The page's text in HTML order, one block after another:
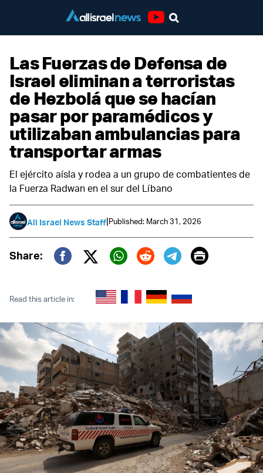
Las Fuerzas de Defensa de
Israel eliminan a terroristas
de Hezbolá que se hacían
pasar por paramédicos y
utilizaban ambulancias para
transportar armas
El ejército aísla y rodea a un grupo de combatientes de
la Fuerza Radwan en el sur del Líbano
All Israel News Staff|Published: March 31, 2026
Share:
Twitter (X)
Print
Read this article in: